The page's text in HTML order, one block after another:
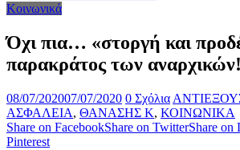
Κοινωνικά
Όχι πια… «στοργή και
παρακράτος των αναρχικών!
08/07/202007/07/2020 0 Σχόλια
ΑΣΦΑΛΕΙΑ, ΘΑΝΑΣΗΣ Κ, ΚΟΙΝΩΝΙΚΑ
Share on FacebookShare on TwitterShare on
Pinterest